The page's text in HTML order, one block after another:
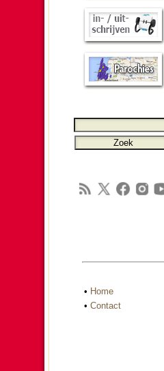
• Home
• Contact